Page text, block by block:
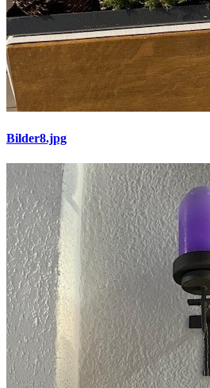
Bilder8.jpg